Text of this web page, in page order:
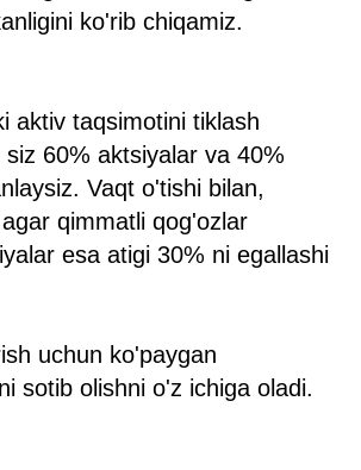
ko'rib chiqamiz.
aktiv taqsimotini tiklash
60% aktsiyalar va 40%
Vaqt o'tishi bilan,
qimmatli qog'ozlar
esa atigi 30% ni egallashi
uchun ko'paygan
sotib olishni o'z ichiga oladi.